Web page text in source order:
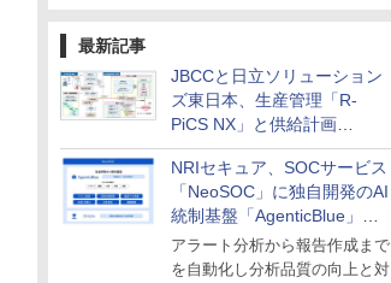
最新記事
JBCCと日立ソリューション
ズ東日本、生産管理「R-
PiCS NX」と供給計画
「scSQUARE ISP」の連携サ
ービスを提供開始
NRIセキュア、SOCサービス
「NeoSOC」に独自開発のAI
統制基盤「AgenticBlue」を
導入
アラート分析から報告作成まで
を自動化し分析品質の向上と対